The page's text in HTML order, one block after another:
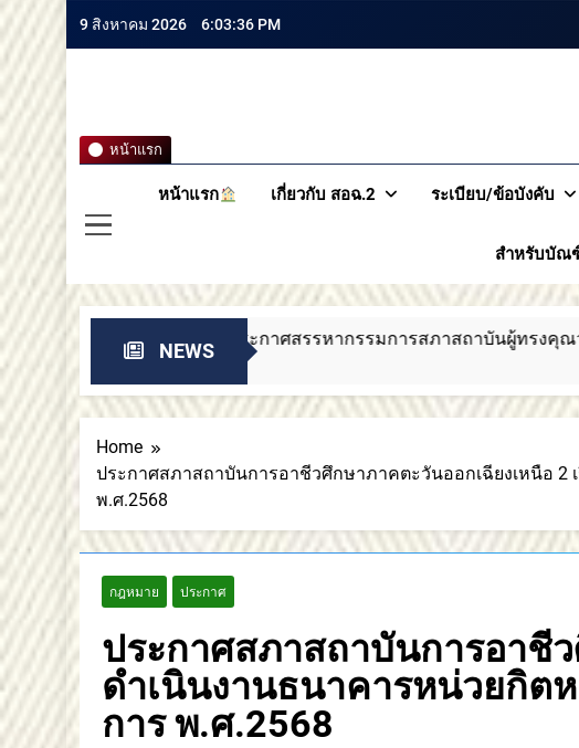
9 สิงหาคม 2026 6:03:37 PM
หน้าแรก เกี่ยวกับ สอฉ.2 ระเบียบ/ข้อบังคับ
สำหรับบัณ
หน้าแรก
NEWS
ฉียงเหนือ 2 ประกาศสรรหากรรมการสภาสถาบันผู้ทรงคุณวุฒิ
Home
ประกาศสภาสถาบันการอาชีวศึกษาภาคตะวันออกเฉียงเหนือ
พ.ศ.2568
กฎหมาย ประกาศ
ประกาศสภาสถาบันการอาชี
ดำเนินงานธนาคารหน่วยกิต
การ พ.ศ.2568